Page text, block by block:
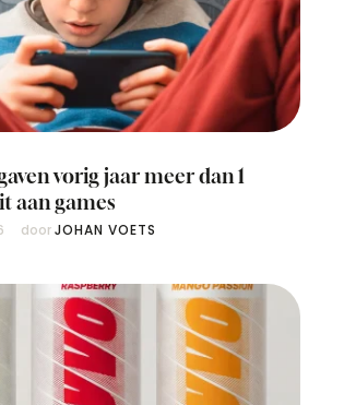
vorig jaar meer dan 1
aan games
door JOHAN VOETS